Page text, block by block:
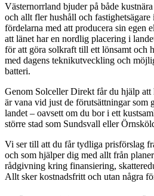
Västernorrland bjuder på både
och allt fler hushåll och fastighetsägare
fördelarna med att producera sin egen
att länet har en nordlig placering i
för att göra solkraft till ett lönsamt och
med dagens teknikutveckling och
batteri.
Genom Solceller Direkt får du hjälp att
är vana vid just de förutsättningar som
landet – oavsett om du bor i ett
större stad som Sundsvall eller
Vi ser till att du får tydliga prisförslag
och som hjälper dig med allt från
rådgivning kring finansiering,
Allt sker kostnadsfritt och utan några